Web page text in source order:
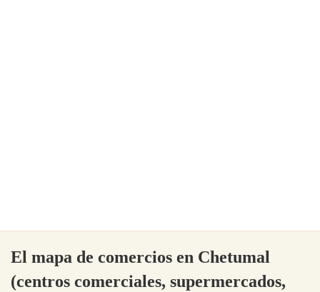
El mapa de comercios en Chetumal
(centros comerciales, supermercados,